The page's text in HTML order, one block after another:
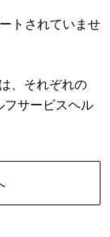
トされていませ
、それぞれの
フサービスヘル